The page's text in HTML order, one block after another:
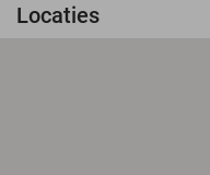
Locaties